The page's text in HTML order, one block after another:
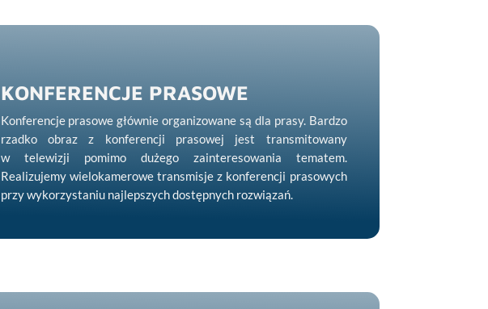
KONFERENCJE PRASOWE
Konferencje prasowe głównie organizowane są dla prasy. Bardzo
rzadko obraz z konferencji prasowej jest transmitowany
w telewizji pomimo dużego zainteresowania tematem.
Realizujemy wielokamerowe transmisje z konferencji prasowych
przy wykorzystaniu najlepszych dostępnych rozwiązań.